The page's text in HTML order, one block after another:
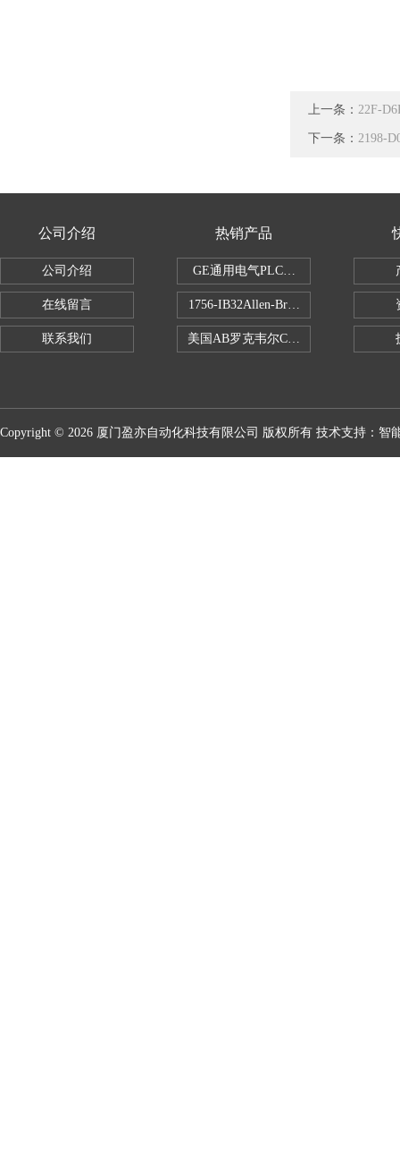
上一条： 22F-
下一条： 2198-
公司介绍
公司介绍
在线留言
联系我们
热销产品
GE通用电气PLC控制器
1756-IB32Allen-Bradley1756IB32数字
美国AB罗克韦尔CPU处理器
Copyright © 2026 厦门盈亦自动化科技有限公司 版权所有 技术支持： 智